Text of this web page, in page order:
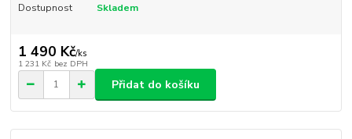
Dostupnost Skladem
1 490 Kč/ks
1 231 Kč bez DPH
Přidat do košíku